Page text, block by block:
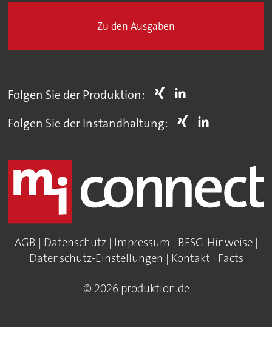
Zu den Ausgaben
Folgen Sie der Produktion:
Folgen Sie der Instandhaltung:
AGB | Datenschutz| Impressum | BFSG-Hinweise|
Datenschutz-Einstellungen | Kontakt| Facts
© 2026 produktion.de